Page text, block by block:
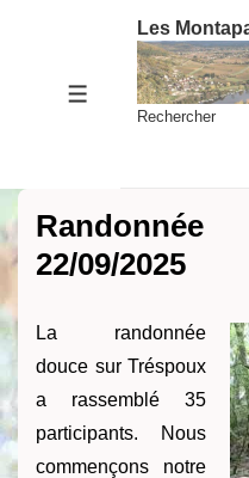
MENU
Les
Rechercher
22/09/2025
La randonnée
douce sur Tréspoux
a rassemblé 35
participants. Nous
commençons notre